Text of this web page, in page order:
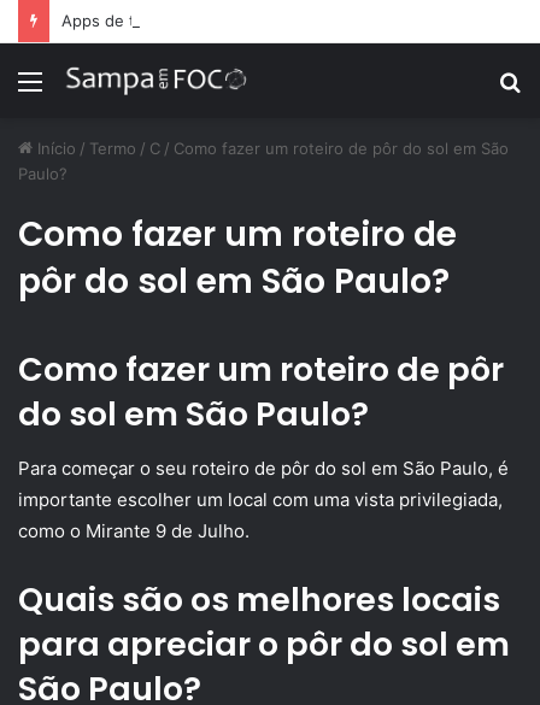
Menu
Início / Termo / C / Como fazer um roteiro de pôr do sol em São
Paulo?
Como fazer um roteiro de
pôr do sol em São Paulo?
Como fazer um roteiro de pôr
do sol em São Paulo?
Para começar o seu roteiro de pôr do sol em São Paulo, é
importante escolher um local com uma vista privilegiada,
como o Mirante 9 de Julho.
Quais são os melhores locais
para apreciar o pôr do sol em
São Paulo?